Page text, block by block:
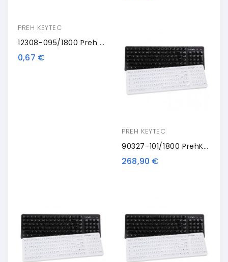
PREH KEYTEC
12308-095/1800 Preh 1-Key
0,67 €
PREH KEYTEC
90327-101/1800 PrehKeyTec SIK 2500, Layout US, Alpha, USB, Nero
268,90 €